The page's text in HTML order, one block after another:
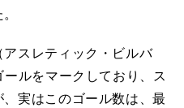
スレティック・ビルバ
ルをマークしており、ス
実はこのゴール数は、最